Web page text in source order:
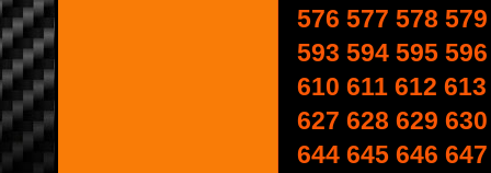
576 577 578 579
593 594 595 596
610 611 612 613
627 628 629 630
644 645 646 647